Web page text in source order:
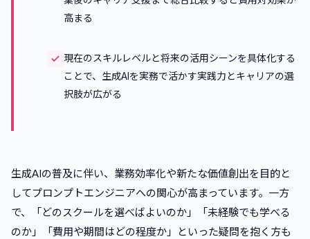
高まる
現在のスキルレベルと将来の活用シーンを具体化する
ことで、生成AIを実務で活かす実践力とキャリアの選
択肢が広がる
生成AIの普及に伴い、業務効率化や新たな価値創出を目的と
してプロンプトエンジニアへの関心が高まっています。一方
で、「どのスクールを選べばよいのか」「未経験でも学べる
のか」「費用や期間はどの程度か」といった疑問を抱く方も